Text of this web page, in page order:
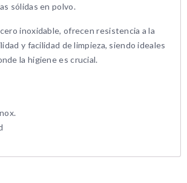
sólidas en polvo.
inoxidable, ofrecen resistencia a la
y facilidad de limpieza, siendo ideales
la higiene es crucial.